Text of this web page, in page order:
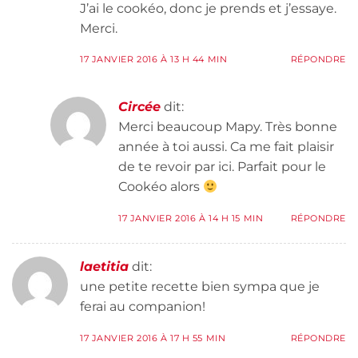
J’ai le cookéo, donc je prends et j’essaye.
Merci.
17 JANVIER 2016 À 13 H 44 MIN RÉPONDRE
Circée dit:
Merci beaucoup Mapy. Très bonne
année à toi aussi. Ca me fait plaisir
de te revoir par ici. Parfait pour le
Cookéo alors
17 JANVIER 2016 À 14 H 15 MIN RÉPONDRE
laetitia dit:
une petite recette bien sympa que je
ferai au companion!
17 JANVIER 2016 À 17 H 55 MIN RÉPONDRE